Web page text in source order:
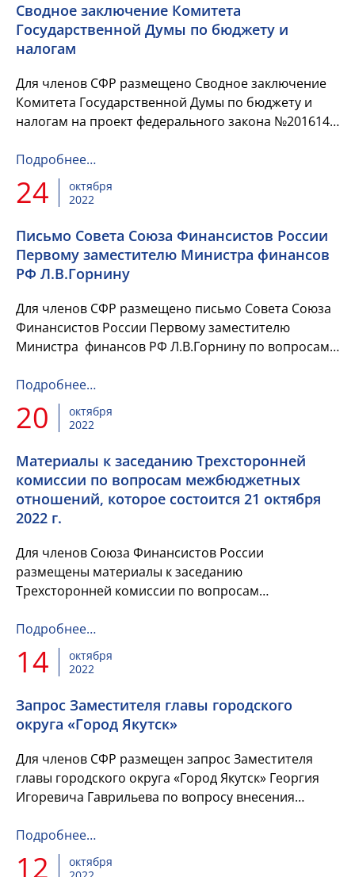
Сводное заключение Комитета
Государственной Думы по бюджету и
налогам
Для членов СФР размещено Сводное заключение
Комитета Государственной Думы по бюджету и
налогам на проект федерального закона №201614-
плановый период 2024 и 20...
Подробнее…
24
октября
2022
Письмо Совета Союза Финансистов России
Первому заместителю Министра финансов
РФ Л.В.Горнину
Для членов СФР размещено письмо Совета Союза
Финансистов России Первому заместителю
Министра финансов РФ Л.В.Горнину по вопросам ,
Администрации, ...
Подробнее…
20
октября
2022
Материалы к заседанию Трехсторонней
комиссии по вопросам межбюджетных
отношений, которое состоится 21 октября
2022 г.
Для членов Союза Финансистов России
размещены материалы к заседанию
Трехсторонней комиссии по вопросам
октября 2022 г. по вопросу межбюджетных
трансфертов,...
Подробнее…
14
октября
2022
Запрос Заместителя главы городского
округа «Город Якутск»
Для членов СФР размещен запрос Заместителя
главы городского округа «Город Якутск» Георгия
Игоревича Гаврильева по вопросу внесения
кодекса Российской Фед...
Подробнее…
12
октября